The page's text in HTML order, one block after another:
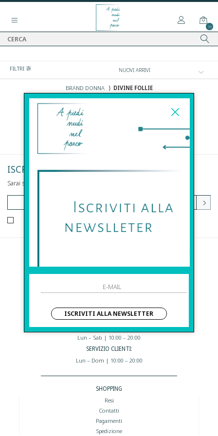
15
FILTRI
BRAND DONNA ⟩ DIVINE FOLLIE
DONNA
ISCRIVITI ALLA NEWSLETTER
Sarai sempre aggiornato su offerte e promozioni.
Via Della Maestranza , 23
Eshop@apiedinudinelparcoboutique.com
09311962373
I NOSTRI ORARI:
Lun – Sab | 10:00 – 20:00
SERVIZIO CLIENTI:
Lun – Dom | 10:00 – 20:00
SHOPPING
Resi
Contatti
Pagamenti
Spedizione
ISCRIVITI ALLA NEWSLETTER